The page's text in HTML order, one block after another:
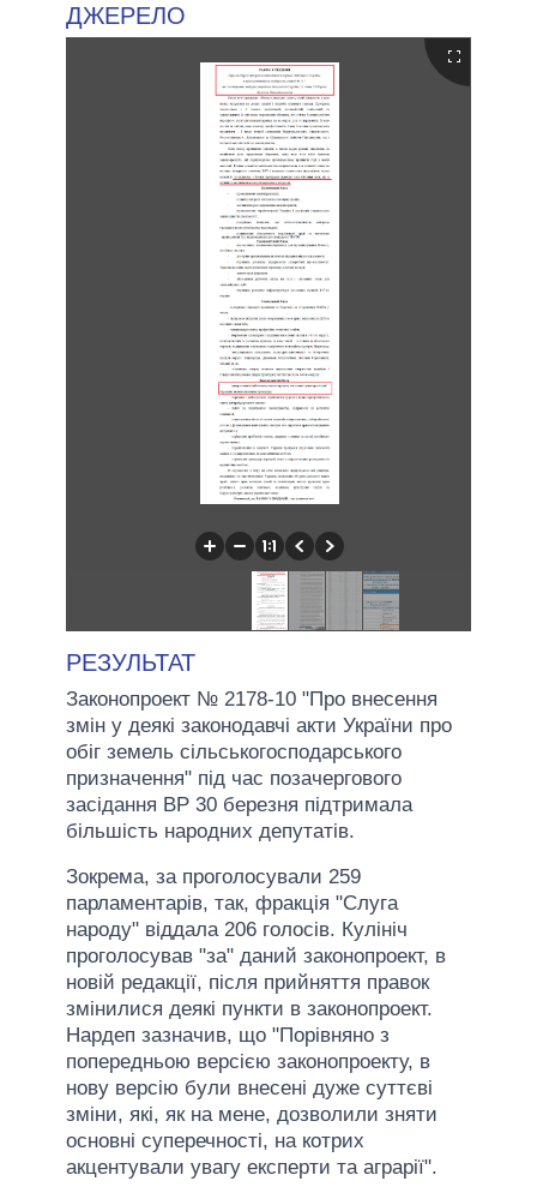
ДЖЕРЕЛО
РЕЗУЛЬТАТ
Законопроект № 2178-10 "Про внесення
змін у деякі законодавчі акти України про
обіг земель сільськогосподарського
призначення" під час позачергового
засідання ВР 30 березня підтримала
більшість народних депутатів.
Зокрема, за проголосували 259
парламентарів, так, фракція "Слуга
народу" віддала 206 голосів. Кулініч
проголосував "за" даний законопроект, в
новій редакції, після прийняття правок
змінилися деякі пункти в законопроект.
Нардеп зазначив, що "Порівняно з
попередньою версією законопроекту, в
нову версію були внесені дуже суттєві
зміни, які, як на мене, дозволили зняти
основні суперечності, на котрих
акцентували увагу експерти та аграрії".